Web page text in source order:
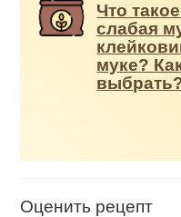
Что
слабая
муке?
Оценить рецепт